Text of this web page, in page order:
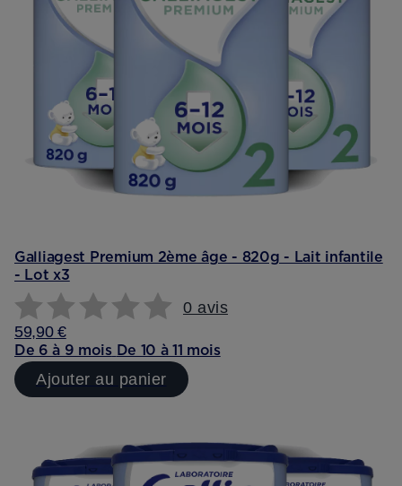
Galliagest Premium 2ème âge - 820g - Lait infantile
- Lot x3
0 avis
59,90 €
De 6 à 9 mois De 10 à 11 mois
Ajouter au panier